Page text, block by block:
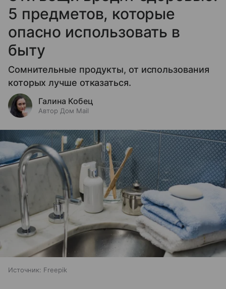
5 предметов, которые
опасно использовать в
быту
Сомнительные продукты, от использования
которых лучше отказаться.
Галина Кобец
Автор Дом Mail
Источник: Freepik